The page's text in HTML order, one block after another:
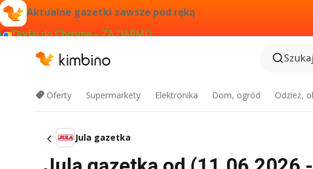
Aktualne gazetki zawsze pod ręką
Dodaj do Chrome – ZA DARMO
Oferty Supermarkety Elektronika Dom, ogród Odzież,
Jula gazetka